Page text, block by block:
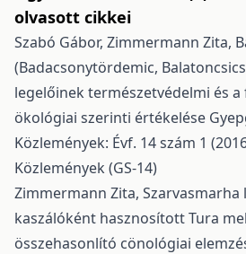
olvasott cikkei
Szabó Gábor, Zimmermann Zita,
(Badacsonytördemic,
legelőinek természetvédelmi és
ökológiai szerinti értékelése
Közlemények: Évf. 14 szám 1
Közlemények (GS-14)
Zimmermann Zita, Szarvasmarha
kaszálóként hasznosított Tura
összehasonlító cönológiai